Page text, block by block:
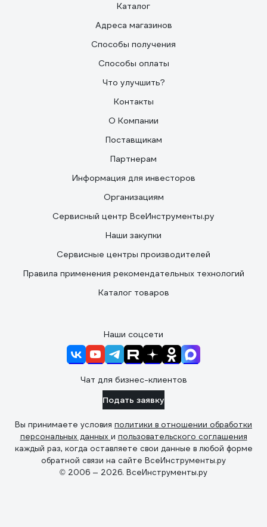
Каталог
Адреса магазинов
Способы получения
Способы оплаты
Что улучшить?
Контакты
О Компании
Поставщикам
Партнерам
Информация для инвесторов
Организациям
Сервисный центр ВсеИнструменты.ру
Наши закупки
Сервисные центры производителей
Правила применения рекомендательных технологий
Каталог товаров
Наши соцсети
Чат для бизнес-клиентов
Подать заявку
Вы принимаете условия политики в отношении обработки
персональных данных и пользовательского соглашения
каждый раз, когда оставляете свои данные в любой форме
обратной связи на сайте ВсеИнструменты.ру
© 2006 — 2026. ВсеИнструменты.ру